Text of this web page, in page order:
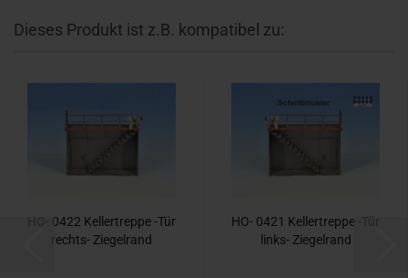
Dieses Produkt ist z.B. kompatibel zu:
HO- 0422 Kel­ler­trep­pe -Tür
rechts-​​ Zie­gel­rand
HO- 0421 Kel­ler­trep­pe -Tür
links-​​ Zie­gel­rand